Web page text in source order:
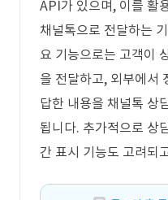
API가 있으며, 이를 활
채널톡으로 전달하는
요 기능으로는 고객이
을 전달하고, 외부에서
답한 내용을 채널톡 상
됩니다. 추가적으로 상
간 표시 기능도 고려되